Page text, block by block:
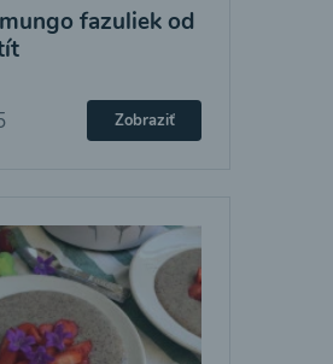
fazuliek od
Zobraziť